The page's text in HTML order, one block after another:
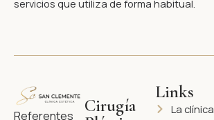
servicios que utiliza de forma habitual.
Referentes
Cirugía
Links
La clínica